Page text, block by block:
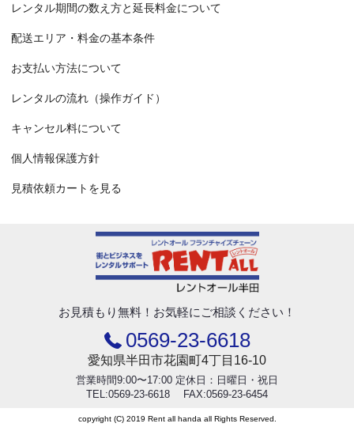
レンタル期間の数え方と延長料金について
配送エリア・料金の基本条件
お支払い方法について
レンタルの流れ（操作ガイド）
キャンセル料について
個人情報保護方針
見積依頼カートを見る
お見積もり無料！ お気軽にご相談ください！
0569-23-6618
愛知県半田市花園町4丁目16-10
営業時間9:00〜17:00 定休日：日曜日・祝日
TEL:0569-23-6618 FAX:0569-23-6454
copyright (C) 2019 Rent all handa all Rights Reserved.